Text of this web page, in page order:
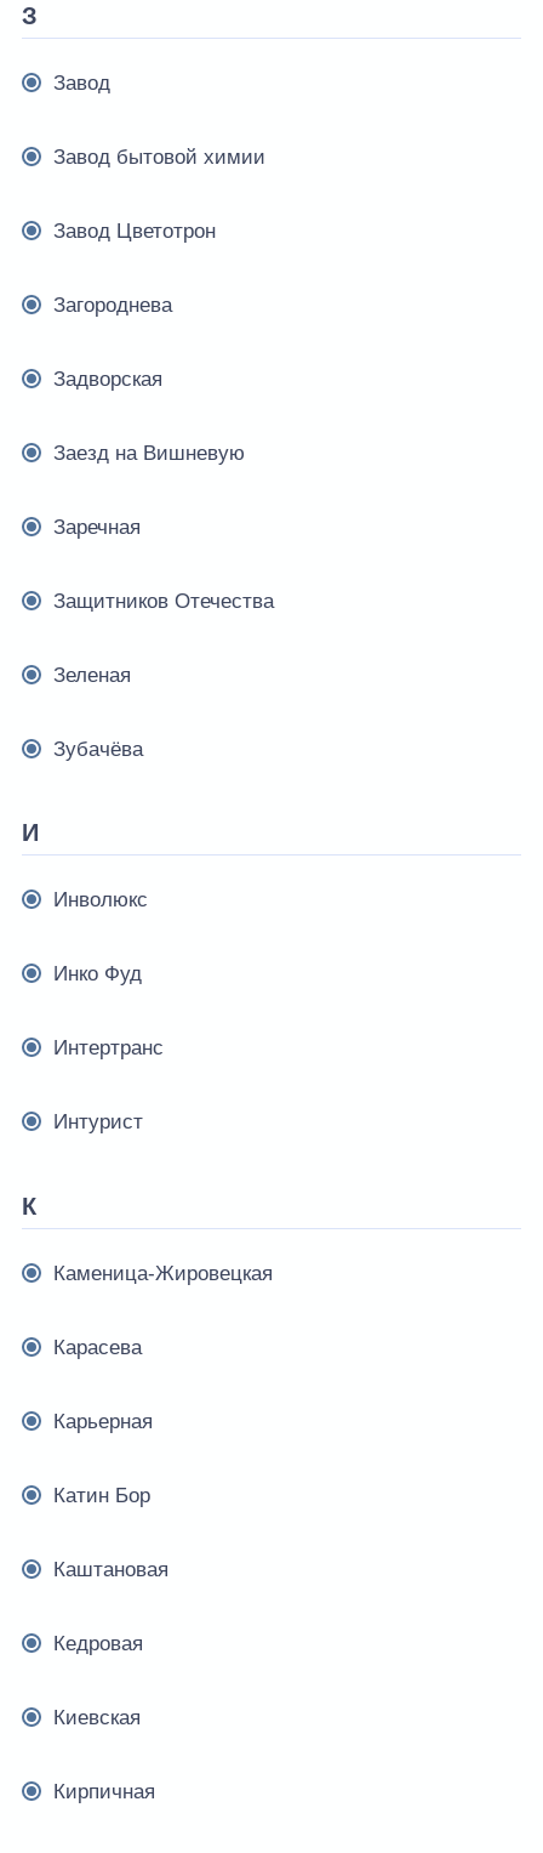
З
Завод
Завод бытовой химии
Завод Цветотрон
Загороднева
Задворская
Заезд на Вишневую
Заречная
Защитников Отечества
Зеленая
Зубачёва
И
Инволюкс
Инко Фуд
Интертранс
Интурист
К
Каменица-Жировецкая
Карасева
Карьерная
Катин Бор
Каштановая
Кедровая
Киевская
Кирпичная